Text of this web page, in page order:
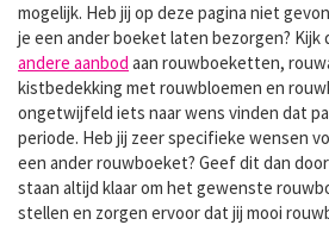
mogelijk. Heb jij op deze pagina niet
je een ander boeket laten bezorgen? Kijk
andere aanbod aan rouwboeketten,
kistbedekking met rouwbloemen en
ongetwijfeld iets naar wens vinden dat
periode. Heb jij zeer specifieke wensen
een ander rouwboeket? Geef dit dan
staan altijd klaar om het gewenste
stellen en zorgen ervoor dat jij mooi